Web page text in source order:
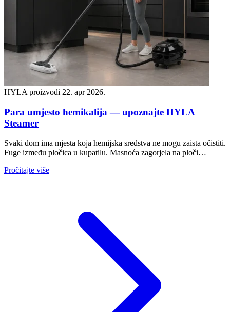
HYLA proizvodi 22. apr 2026.
Para umjesto hemikalija — upoznajte HYLA
Steamer
Svaki dom ima mjesta koja hemijska sredstva ne mogu zaista očistiti.
Fuge između pločica u kupatilu. Masnoća zagorjela na ploči…
Pročitajte više